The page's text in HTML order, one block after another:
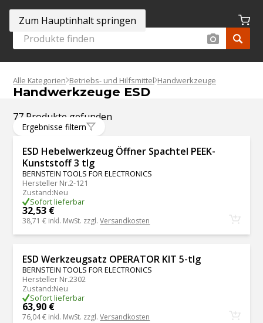
Zum Hauptinhalt springen
Alle Kategorien Betriebs- und Hilfsmittel Handwerkzeuge
Handwerkzeuge ESD
77 Produkte gefunden
Ergebnisse filtern
ESD Hebelwerkzeug Öffner Spachtel PEEK-
Kunststoff 3 tlg
BERNSTEIN TOOLS FOR ELECTRONICS
Hersteller Nr.2-121
Zustand:Neu
Sofort lieferbar
32,53 €
38,71 € inkl. MwSt. zzgl.Versandkosten
ESD Werkzeugsatz OPERATOR KIT 5-tlg
BERNSTEIN TOOLS FOR ELECTRONICS
Hersteller Nr.2302
Zustand:Neu
Sofort lieferbar
63,90 €
76,04 € inkl. MwSt. zzgl.Versandkosten